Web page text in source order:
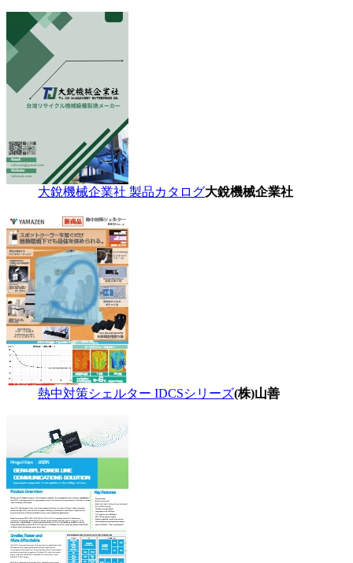
大銳機械企業社 製品カタログ大銳機械企業社
熱中対策シェルター IDCSシリーズ(株)山善